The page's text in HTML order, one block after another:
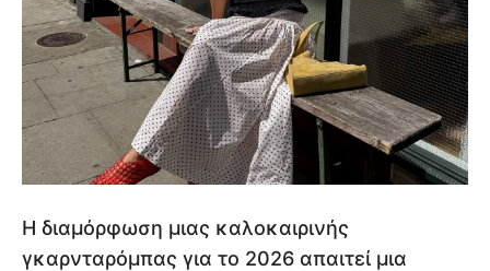
Η διαμόρφωση μιας καλοκαιρινής
γκαρνταρόμπας για το 2026 απαιτεί μια